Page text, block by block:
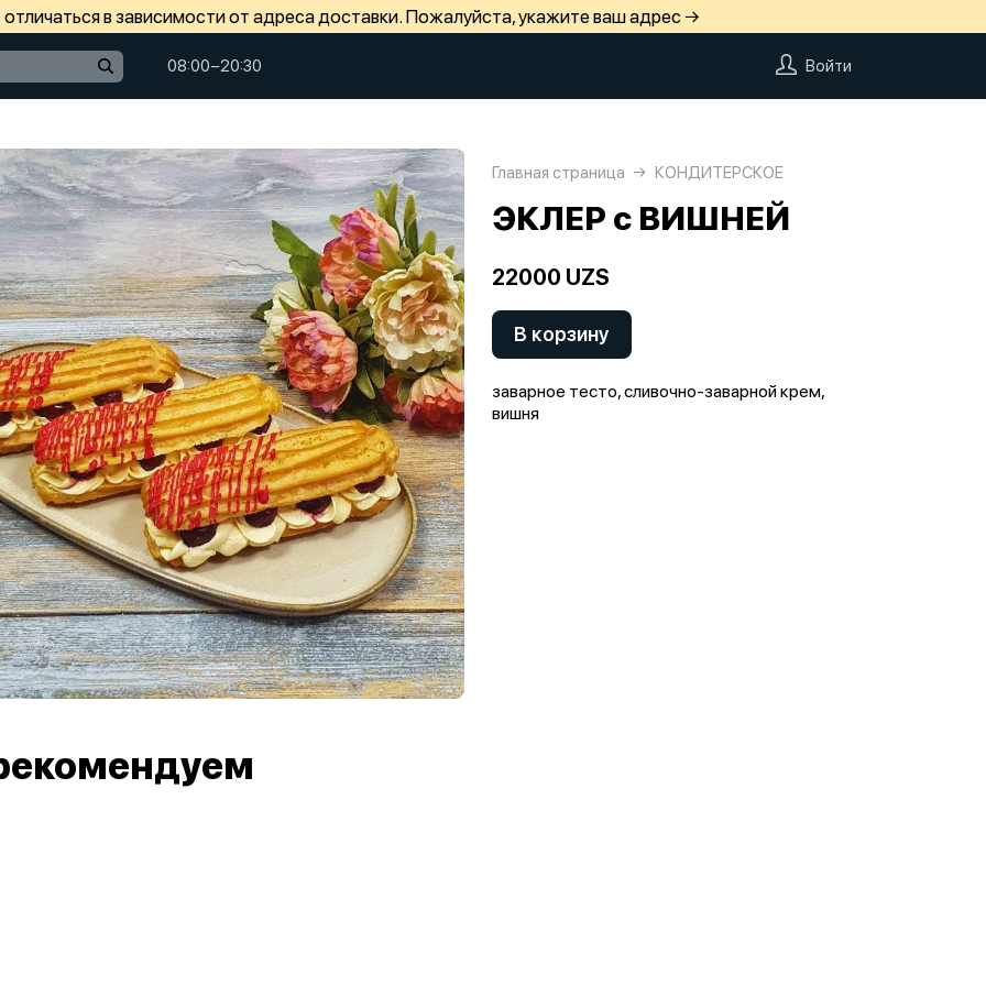
в зависимости от адреса доставки. Пожалуйста, укажите ваш адрес →
08:00−20:30 Войти
Главная страница КОНДИТЕРСКОЕ
ЭКЛЕР с ВИШНЕЙ
22000 UZS
В корзину
заварное тесто, сливочно-заварной крем,
вишня